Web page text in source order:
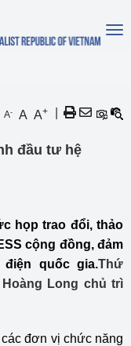
A- A A+
đầu tư hệ
họp trao đổi, thảo
cộng đồng, đảm
quốc gia.Thứ
Long chủ trì
đơn vị chức năng